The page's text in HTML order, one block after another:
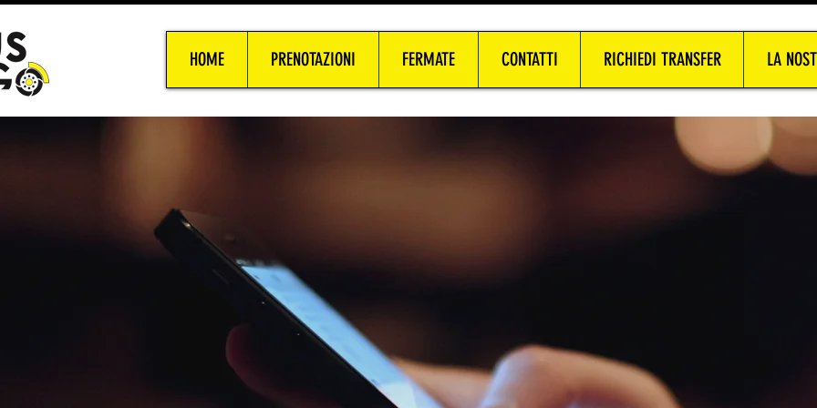
HOME PRENOTAZIONI FERMATE CONTATTI RICHIEDI TRANSFER LA